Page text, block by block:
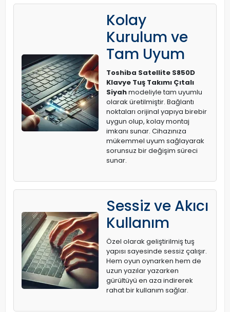
Kolay
Kurulum ve
Tam Uyum
Toshiba Satellite S850D
Klavye Tuş Takımı Çıtalı
Siyahmodeliyle tam uyumlu
olarak üretilmiştir. Bağlantı
noktaları orijinal yapıya birebir
uygun olup, kolay montaj
imkanı sunar. Cihazınıza
mükemmel uyum sağlayarak
sorunsuz bir değişim süreci
sunar.
Sessiz ve Akıcı
Kullanım
Özel olarak geliştirilmiş tuş
yapısı sayesinde sessiz çalışır.
Hem oyun oynarken hem de
uzun yazılar yazarken
gürültüyü en aza indirerek
rahat bir kullanım sağlar.